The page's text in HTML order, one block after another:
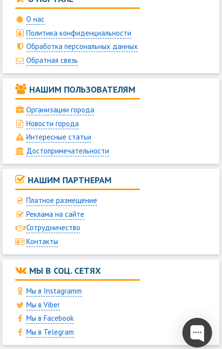
О нас
Политика конфиденциальности
Обработка персональных данных
Обратная связь
НАШИМ ПОЛЬЗОВАТЕЛЯМ
Организации города
Новости города
Интересные статьи
Достопримечательности
НАШИМ ПАРТНЕРАМ
Платное размещение
Реклама на сайте
Сотрудничество
Контакты
МЫ В СОЦ. СЕТЯХ
Мы в Instagramm
Мы в Viber
Мы в Facebook
Мы в Telegram